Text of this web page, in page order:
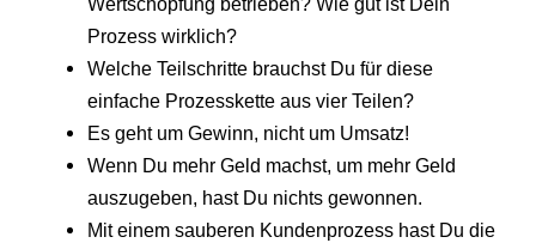
Prozess wirklich?
Welche Teilschritte brauchst Du für diese
einfache Prozesskette aus vier Teilen?
Es geht um Gewinn, nicht um Umsatz!
Wenn Du mehr Geld machst, um mehr Geld
auszugeben, hast Du nichts gewonnen.
Mit einem sauberen Kundenprozess hast Du die